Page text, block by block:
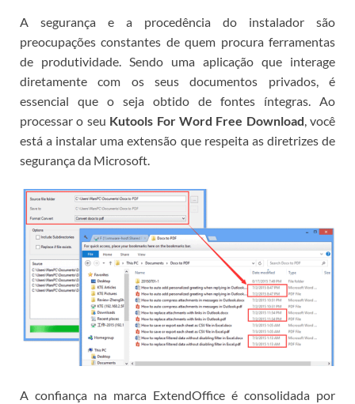
A segurança e a procedência do instalador são
preocupações constantes de quem procura ferramentas
de produtividade. Sendo uma aplicação que interage
diretamente com os seus documentos privados, é
essencial que o seja obtido de fontes íntegras. Ao
processar o seu Kutools For Word Free Download, você
está a instalar uma extensão que respeita as diretrizes de
segurança da Microsoft.
A confiança na marca ExtendOffice é consolidada por